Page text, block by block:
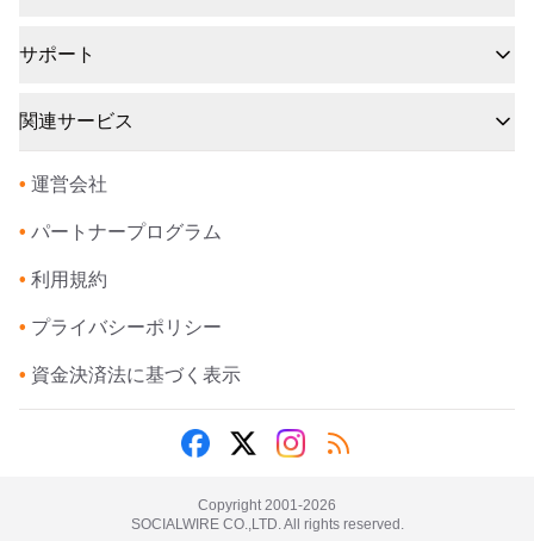
サポート
関連サービス
• 運営会社
• パートナープログラム
• 利用規約
• プライバシーポリシー
• 資金決済法に基づく表示
Copyright 2001-2026
SOCIALWIRE CO.,LTD. All rights reserved.